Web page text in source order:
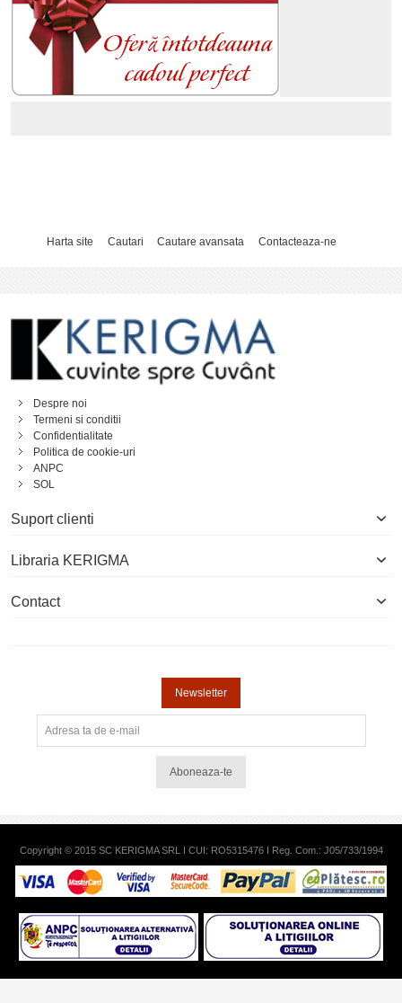
Harta site Cautari Cautare avansata Contacteaza-ne
Despre noi
Termeni si conditii
Confidentialitate
Politica de cookie-uri
ANPC
SOL
Suport clienti
Libraria KERIGMA
Contact
Newsletter
Aboneaza-te
Copyright © 2015 SC KERIGMA SRL I CUI: RO5315476 I Reg. Com.: J05/733/1994